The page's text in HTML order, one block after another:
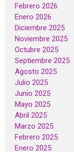
Febrero 2026
Enero 2026
Diciembre 2025
Noviembre 2025
Octubre 2025
Septiembre 2025
Agosto 2025
Julio 2025
Junio 2025
Mayo 2025
Abril 2025
Marzo 2025
Febrero 2025
Enero 2025